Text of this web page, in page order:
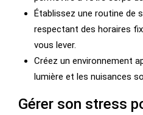
Établissez une routine de
respectant des horaires
vous lever.
Créez un environnement
lumière et les nuisances
Gérer son stress